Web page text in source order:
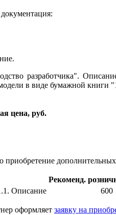
разработчика".
в виде бумажной
цена, руб.
приобретение
Рекоменд.
Описание 600
оформляет заявку на